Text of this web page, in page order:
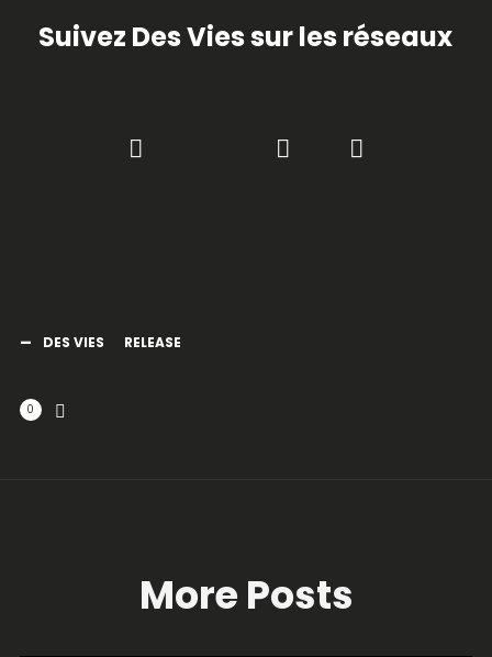
Suivez Des Vies sur les réseaux
DES VIES RELEASE
0
More Posts